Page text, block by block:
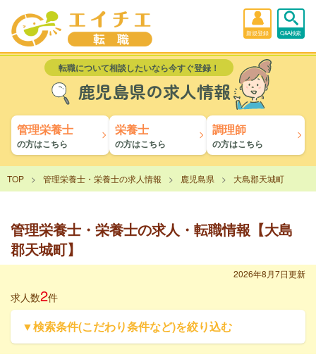
新規登録 Q&A検索
転職について相談したいなら今すぐ登録！
鹿児島県の求人情報
管理栄養士
の方はこちら
栄養士
の方はこちら
調理師
の方はこちら
TOP 管理栄養士・栄養士の求人情報 鹿児島県 大島郡天城町
管理栄養士・栄養士の求人・転職情報【大島
郡天城町】
2026年8月7日更新
求人数2件
▼検索条件(こだわり条件など)を絞り込む